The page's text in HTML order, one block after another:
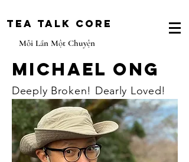
Tea Talk core
Mỗi Lần Một Chuyện
Michael Ong
Deeply Broken! Dearly Loved!
Một trong những triết lý chính của
Michael, là, "ai cũng bị tổn thương vả
dược vô cùng yêu quý". Ông tin rằng
mỗi người có một câu chuyện độc đáo.